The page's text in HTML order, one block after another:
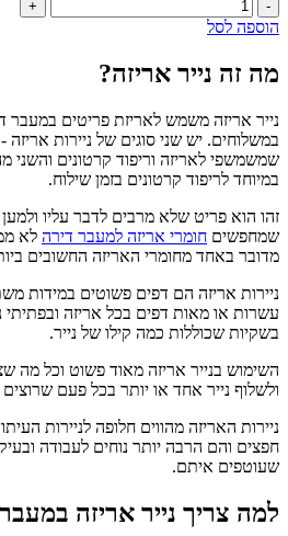
של
5
חבילות
צילום
A4
הוספה לסל
מה זה נייר אריזה?
נייר אריזה משמש לאריזת פריטים במעבר
במשלוחים. יש שני סוגים של ניירות
שמשמשפי לאריזה וריפוד קרטונים והשני
במיוחד לריפוד קרטונים בזמן שילוח.
זהו הוא פריט שלא מרבים לדבר עליו
שמחפשים חומרי אריזה למעבר דירה לא
מדובר באחד מחומרי האריזה החשובים
ניירות אריזה הם דפים פשוטים במידות
עשרות או מאות דפים בכל אריזה ובפתיתי
בשקיות שכוללות כמה קילו של נייר.
השימוש בנייר אריזה מאוד פשוט וכל מה
ולשלוף נייר אחד או יותר בכל פעם
ניירות האריזה מהווים חלופה לניירות
חפצים והם הרבה יותר נוחים לעבודה
שעוטפים איתם.
למה צריך נייר אריזה